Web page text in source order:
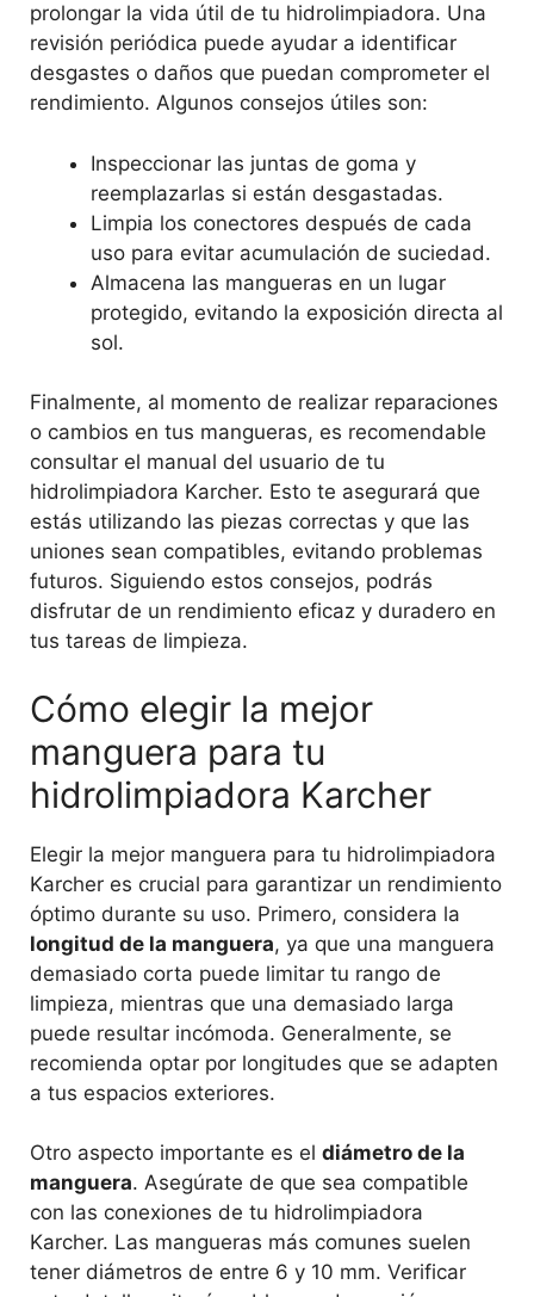
prolongar la vida útil de tu hidrolimpiadora. Una
revisión periódica puede ayudar a identificar
desgastes o daños que puedan comprometer el
rendimiento. Algunos consejos útiles son:
Inspeccionar las juntas de goma y
reemplazarlas si están desgastadas.
Limpia los conectores después de cada
uso para evitar acumulación de suciedad.
Almacena las mangueras en un lugar
protegido, evitando la exposición directa al
sol.
Finalmente, al momento de realizar reparaciones
o cambios en tus mangueras, es recomendable
consultar el manual del usuario de tu
hidrolimpiadora Karcher. Esto te asegurará que
estás utilizando las piezas correctas y que las
uniones sean compatibles, evitando problemas
futuros. Siguiendo estos consejos, podrás
disfrutar de un rendimiento eficaz y duradero en
tus tareas de limpieza.
Cómo elegir la mejor
manguera para tu
hidrolimpiadora Karcher
Elegir la mejor manguera para tu hidrolimpiadora
Karcher es crucial para garantizar un rendimiento
óptimo durante su uso. Primero, considera la
longitud de la manguera, ya que una manguera
demasiado corta puede limitar tu rango de
limpieza, mientras que una demasiado larga
puede resultar incómoda. Generalmente, se
recomienda optar por longitudes que se adapten
a tus espacios exteriores.
Otro aspecto importante es el diámetro de la
manguera. Asegúrate de que sea compatible
con las conexiones de tu hidrolimpiadora
Karcher. Las mangueras más comunes suelen
tener diámetros de entre 6 y 10 mm. Verificar